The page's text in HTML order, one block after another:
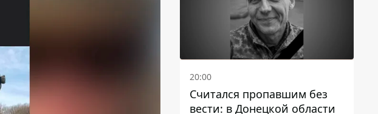
20:00
Считался пропавшим без
вести: в Донецкой области